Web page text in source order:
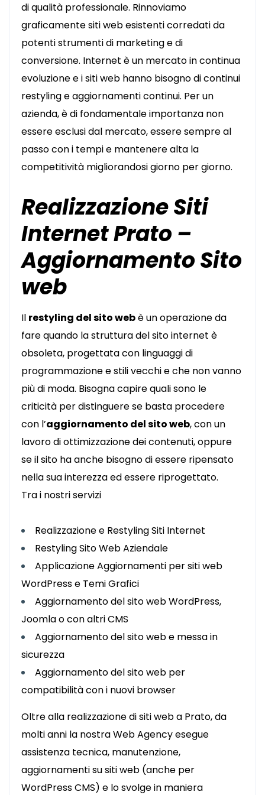
di qualità professionale. Rinnoviamo
graficamente siti web esistenti corredati da
potenti strumenti di marketing e di
conversione. Internet è un mercato in continua
evoluzione e i siti web hanno bisogno di continui
restyling e aggiornamenti continui. Per un
azienda, è di fondamentale importanza non
essere esclusi dal mercato, essere sempre al
passo con i tempi e mantenere alta la
competitività migliorandosi giorno per giorno.
Realizzazione Siti
Internet Prato –
Aggiornamento Sito
web
Il restyling del sito webè un operazione da
fare quando la struttura del sito internet è
obsoleta, progettata con linguaggi di
programmazione e stili vecchi e che non vanno
più di moda. Bisogna capire quali sono le
criticità per distinguere se basta procedere
con l’aggiornamento del sito web, con un
lavoro di ottimizzazione dei contenuti, oppure
se il sito ha anche bisogno di essere ripensato
nella sua interezza ed essere riprogettato.
Tra i nostri servizi
Realizzazione e Restyling Siti Internet
Restyling Sito Web Aziendale
Applicazione Aggiornamenti per siti web
WordPress e Temi Grafici
Aggiornamento del sito web WordPress,
Joomla o con altri CMS
Aggiornamento del sito web e messa in
sicurezza
Aggiornamento del sito web per
compatibilità con i nuovi browser
Oltre alla realizzazione di siti web a Prato, da
molti anni la nostra Web Agency esegue
assistenza tecnica, manutenzione,
aggiornamenti su siti web (anche per
WordPress CMS) e lo svolge in maniera